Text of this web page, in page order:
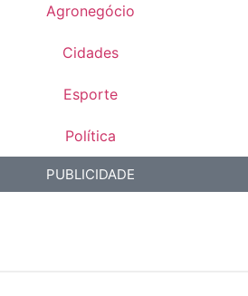
Agronegócio
Cidades
Esporte
Política
PUBLICIDADE